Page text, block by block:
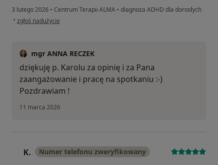
3 lutego 2026 • Centrum Terapii ALMA • diagnoza ADHD dla dorosłych
• w opinii użytkownika Karol
zgłoś nadużycie
mgr ANNA RECZEK
dziękuję p. Karolu za opinię i za Pana
zaangażowanie i pracę na spotkaniu :-)
Pozdrawiam !
11 marca 2026
K. Numer telefonu zweryfikowany